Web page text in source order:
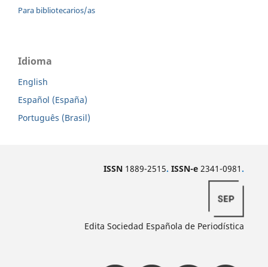
Para bibliotecarios/as
Idioma
English
Español (España)
Português (Brasil)
ISSN 1889-2515. ISSN-e 2341-0981 .
Edita Sociedad Española de Periodística